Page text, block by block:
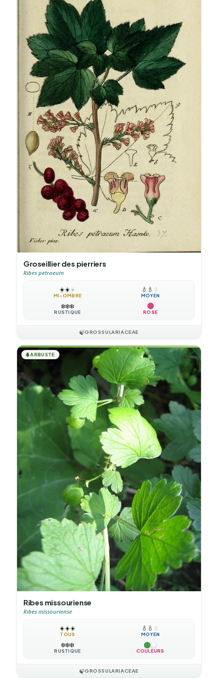
Groseillier des pierriers
Ribes petraeum
☀️☀️☀️
MI-OMBRE
💧 💧 💧
MOYEN
❄️❄️❄️
RUSTIQUE ROSE
🍃GROSSULARIACEAE
🌲ARBUSTE
Ribes missouriense
Ribes missouriense
☀️☀️☀️
TOUS
💧 💧 💧
MOYEN
❄️❄️❄️
RUSTIQUE COULEURS
🍃GROSSULARIACEAE